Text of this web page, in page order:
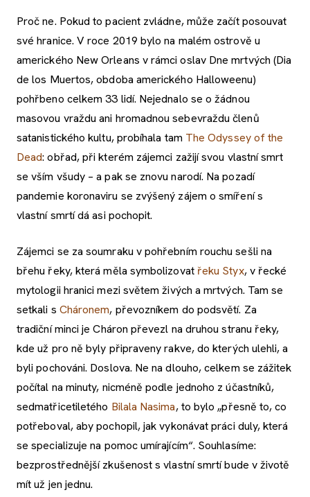
Proč ne. Pokud to pacient zvládne, může začít posouvat
své hranice. V roce 2019 bylo na malém ostrově u
amerického New Orleans v rámci oslav Dne mrtvých (Dia
de los Muertos, obdoba amerického Halloweenu)
pohřbeno celkem 33 lidí. Nejednalo se o žádnou
masovou vraždu ani hromadnou sebevraždu členů
satanistického kultu, probíhala tam The Odyssey of the
Dead: obřad, při kterém zájemci zažijí svou vlastní smrt
se vším všudy – a pak se znovu narodí. Na pozadí
pandemie koronaviru se zvýšený zájem o smíření s
vlastní smrtí dá asi pochopit.
Zájemci se za soumraku v pohřebním rouchu sešli na
břehu řeky, která měla symbolizovat řeku Styx, v řecké
mytologii hranici mezi světem živých a mrtvých. Tam se
setkali s Cháronem, převozníkem do podsvětí. Za
tradiční minci je Cháron převezl na druhou stranu řeky,
kde už pro ně byly připraveny rakve, do kterých ulehli, a
byli pochováni. Doslova. Ne na dlouho, celkem se zážitek
počítal na minuty, nicméně podle jednoho z účastníků,
sedmatřicetiletého Bilala Nasima, to bylo „přesně to, co
potřeboval, aby pochopil, jak vykonávat práci duly, která
se specializuje na pomoc umírajícím“. Souhlasíme:
bezprostřednější zkušenost s vlastní smrtí bude v životě
mít už jen jednu.